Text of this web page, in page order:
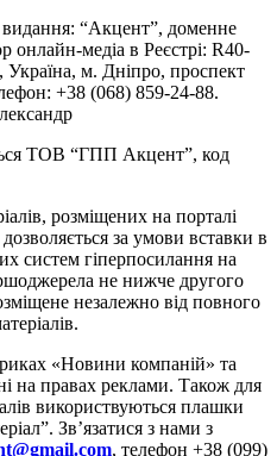
видання: “Акцент”, доменне
онлайн-медіа в Реєстрі: R40-
м. Дніпро, проспект
+38 (068) 859-24-88.
ТОВ “ГПП Акцент”, код
розміщених на порталі
за умови вставки в
систем гіперпосилання на
не нижче другого
незалежно від повного
«Новини компаній» та
на правах реклами. Також для
використвуються плашки
Зв’язатися з нами з
, телефон +38 (099)